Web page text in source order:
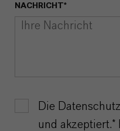
NACHRICHT*
Die
und akzeptiert.*